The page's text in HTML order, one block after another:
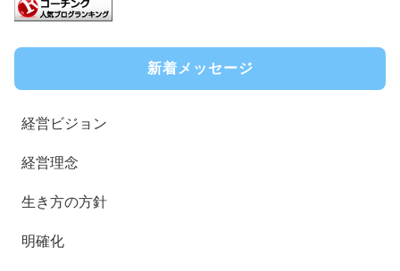
新着メッセージ
経営ビジョン
経営理念
生き方の方針
明確化